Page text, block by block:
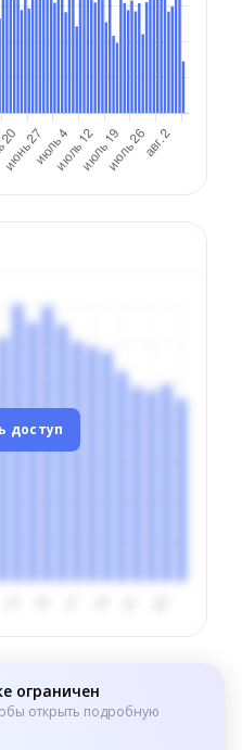
доступ
ограничен
открыть подробную